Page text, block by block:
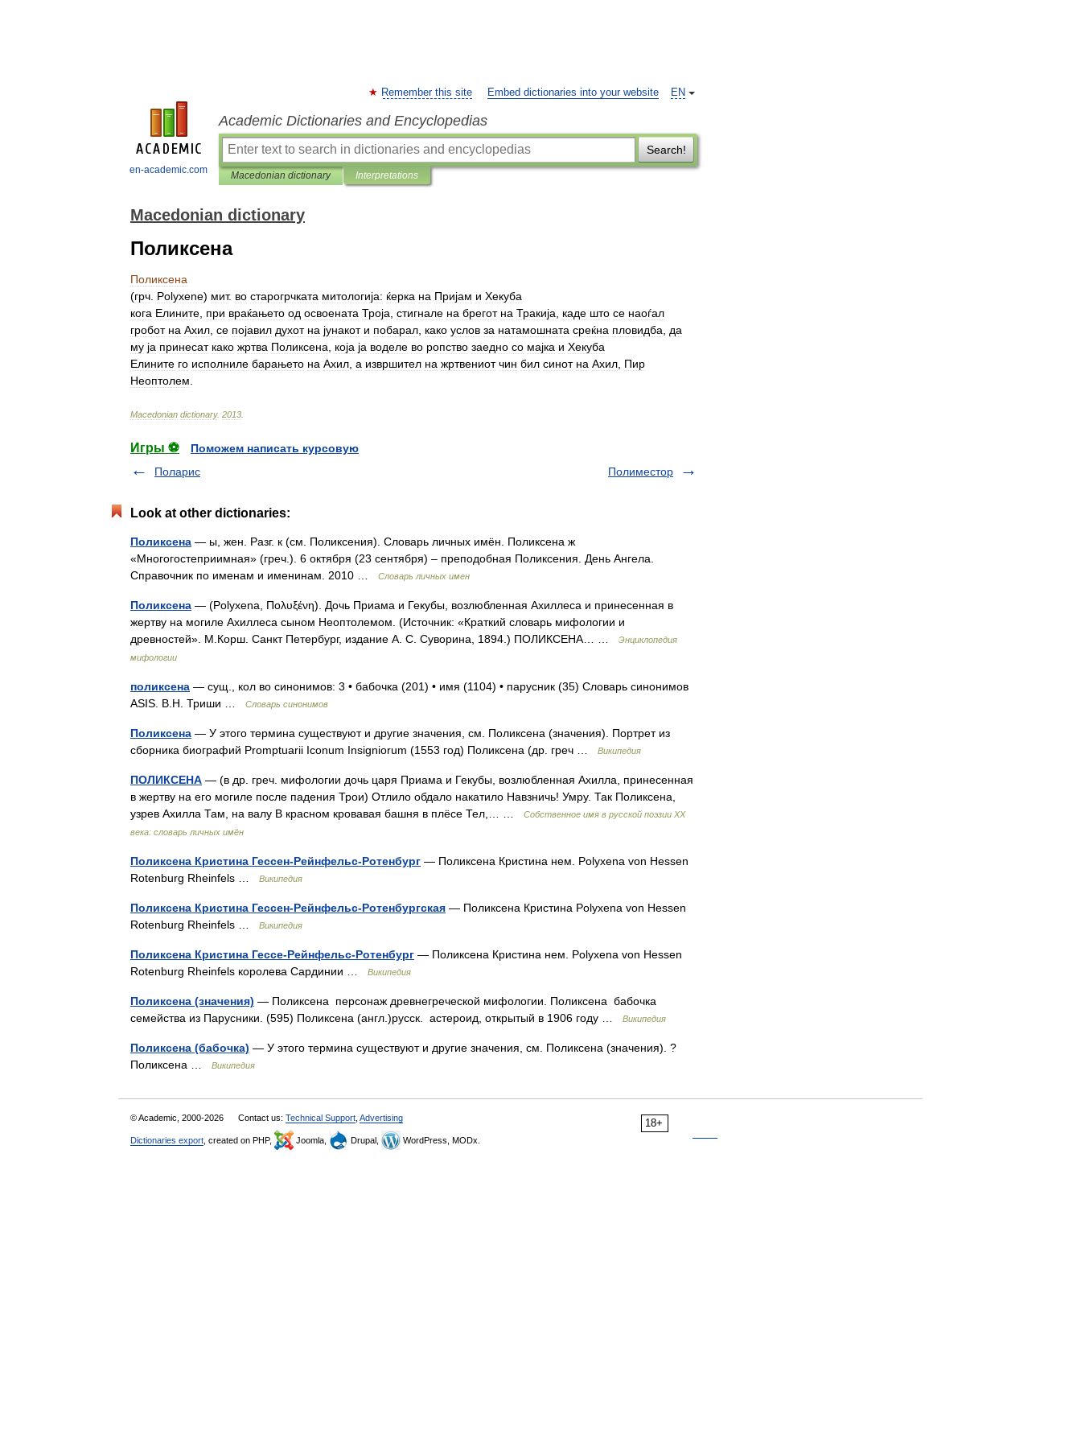
en-academic.com
EN
Remember this site Embed dictionaries into your website
Academic Dictionaries and Encyclopedias
Search!
Macedonian dictionary Interpretations
Macedonian dictionary
Поликсена
Поликсена
(грч Polyxene) мит. во старогрчката митологија: ќерка на Пријам и Хекуба
кога Елините при враќањето од освоената Троја стигнале на брегот на Тракија каде што се наоѓал
гробот на Ахил се појавил духот на јунакот и побарал како услов за натамошната среќна пловидба
да
му ја принесат како жртва Поликсена која ја воделе во ропство заедно со мајка и Хекуба
Елините го исполниле барањето на Ахил а извршител на жртвениот чин бил синот на Ахил Пир
Неоптолем
Macedonian dictionary. 2013
Игры ⚽
Поможем написать курсовую
Поларис
Полиместор
Look at other dictionaries:
Поликсена — ы, жен. Разг. к (см. Поликсения). Словарь личных имён. Поликсена ж
«Многогостеприимная» (греч.). 6 октября (23 сентября) – преподобная Поликсения. День Ангела.
Справочник по именам и именинам. 2010 …
Словарь личных имен
Поликсена — (Polyxena, Πολυξένη). Дочь Приама и Гекубы, возлюбленная Ахиллеса и принесенная в
жертву на могиле Ахиллеса сыном Неоптолемом. (Источник: «Краткий словарь мифологии и
древностей». М.Корш. Санкт Петербург, издание А. С. Суворина, 1894.) ПОЛИКСЕНА… …
Энциклопедия
мифологии
поликсена — сущ., кол во синонимов: 3 • бабочка (201) • имя (1104) • парусник (35) Словарь синонимов
ASIS. В.Н. Триши …
Словарь синонимов
Поликсена — У этого термина существуют и другие значения, см. Поликсена (значения). Портрет из
сборника биографий Promptuarii Iconum Insigniorum (1553 год) Поликсена (др. греч …
Википедия
ПОЛИКСЕНА — (в др. греч. мифологии дочь царя Приама и Гекубы, возлюбленная Ахилла, принесенная
в жертву на его могиле после падения Трои) Отлило обдало накатило Навзничь! Умру. Так Поликсена,
узрев Ахилла Там, на валу В красном кровавая башня в плёсе Тел,… …
Собственное имя в русской поэзии XX
века: словарь личных имён
Поликсена Кристина Гессен-Рейнфельс-Ротенбург — Поликсена Кристина нем. Polyxena von Hessen
Rotenburg Rheinfels …
Википедия
Поликсена Кристина Гессен-Рейнфельс-Ротенбургская — Поликсена Кристина Polyxena von Hessen
Rotenburg Rheinfels …
Википедия
Поликсена Кристина Гессе-Рейнфельс-Ротенбург — Поликсена Кристина нем. Polyxena von Hessen
Rotenburg Rheinfels королева Сардинии …
Википедия
Поликсена (значения) — Поликсена персонаж древнегреческой мифологии. Поликсена бабочка
семейства из Парусники. (595) Поликсена (англ.)русск. астероид, открытый в 1906 году …
Википедия
Поликсена (бабочка) — У этого термина существуют и другие значения, см. Поликсена (значения). ?
Поликсена …
Википедия
18+
© Academic, 2000-2026 Contact us: Technical Support Advertising
Dictionaries export , created on PHP, Joomla, Drupal, WordPress, MODx.